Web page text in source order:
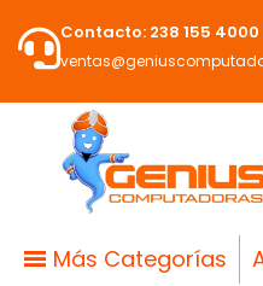
contenido
Contacto: 238 155 4000
Más Categorías